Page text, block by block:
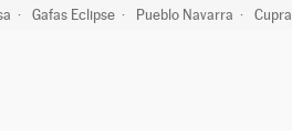
Gafas Eclipse Pueblo Navarra